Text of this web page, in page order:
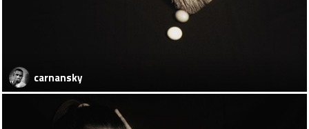
carnansky